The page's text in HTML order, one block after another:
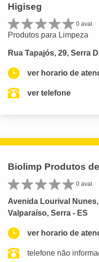
Higiseg
0 aval.
Produtos para Limpeza
Rua Tapajós, 29, Serra
ver horario de
ver telefone
Biolimp Produtos
0 aval.
Avenida Lourival
Valparaíso, Serra - ES
ver horario de
telefone não